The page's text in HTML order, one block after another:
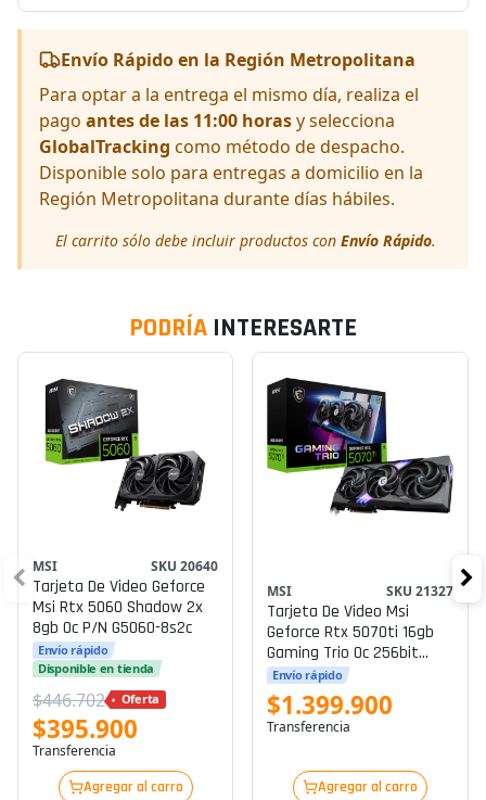
Envío Rápido en la Región Metropolitana
Para optar a la entrega el mismo día, realiza el
pago antes de las 11:00 horasy selecciona
GlobalTracking como método de despacho.
Disponible solo para entregas a domicilio en la
Región Metropolitana durante días hábiles.
El carrito sólo debe incluir productos con Envío Rápido.
PODRÍA INTERESARTE
MSI SKU 20640
Tarjeta De Video Geforce
Msi Rtx 5060 Shadow 2x
8gb Oc P/n G5060-8s2c
Envío rápido
Disponible en tienda
$446.702 Oferta
$395.900
Transferencia
Agregar al carro
MSI SKU 21327
Tarjeta De Video Msi
Geforce Rtx 5070ti 16gb
Gaming Trio Oc 256bit
Gddr7 P/n 912-V531-272
Envío rápido
$1.399.900
Transferencia
Agregar al carro